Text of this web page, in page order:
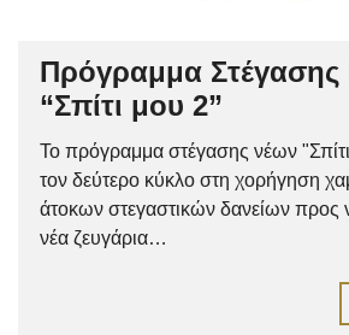
Πρόγραμμα
“Σπίτι μου 2”
Το πρόγραμμα στέγασης νέων
τον δεύτερο κύκλο στη χορήγηση
άτοκων στεγαστικών δανείων προς
νέα ζευγάρια…